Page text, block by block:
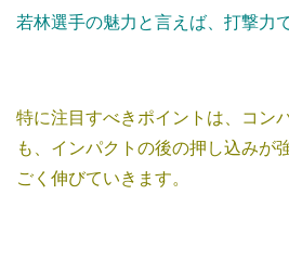
若林選手の魅力と言えば、打撃力で
特に注目すべきポイントは、コン
も、インパクトの後の押し込みが
ごく伸びていきます。